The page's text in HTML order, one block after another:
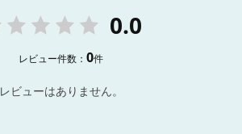
0.0
レビュー件数：0件
レビューはありません。